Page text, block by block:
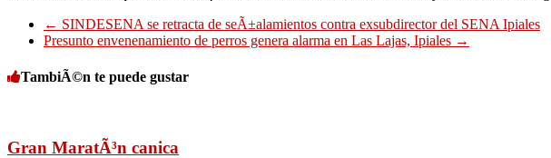
← SINDESENA se retracta de seÃ±alamientos contra exsubdirector del SENA Ipiales
Presunto envenenamiento de perros genera alarma en Las Lajas, Ipiales →
TambiÃ©n te puede gustar
Gran MaratÃ³n canica